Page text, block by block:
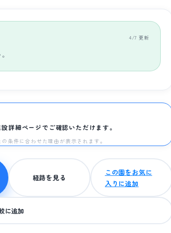
4/7 更新
詳細ページでご確認いただけます。
条件に合わせた理由が表示されます。
経路を見る
この園をお気に
入りに追加
に追加